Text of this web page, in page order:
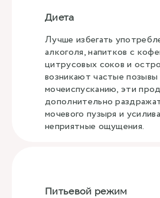
Диета
Лучше избегать
алкоголя, напитков с
цитрусовых соков и
возникают частые позывы
мочеиспусканию, эти
дополнительно
мочевого пузыря и
неприятные ощущения.
Питьевой режим